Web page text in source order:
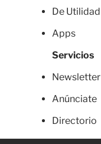
De Utilidad
Apps
Servicios
Newsletter
Anúnciate
Directorio